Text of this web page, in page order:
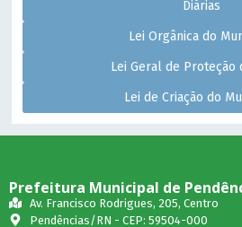
Diárias
Lei Orgânica do
Lei Geral de Proteção
Lei de Criação do
Prefeitura Municipal de
Av. Francisco Rodrigues, 205, Centro
Pendências/RN - CEP: 59504-000